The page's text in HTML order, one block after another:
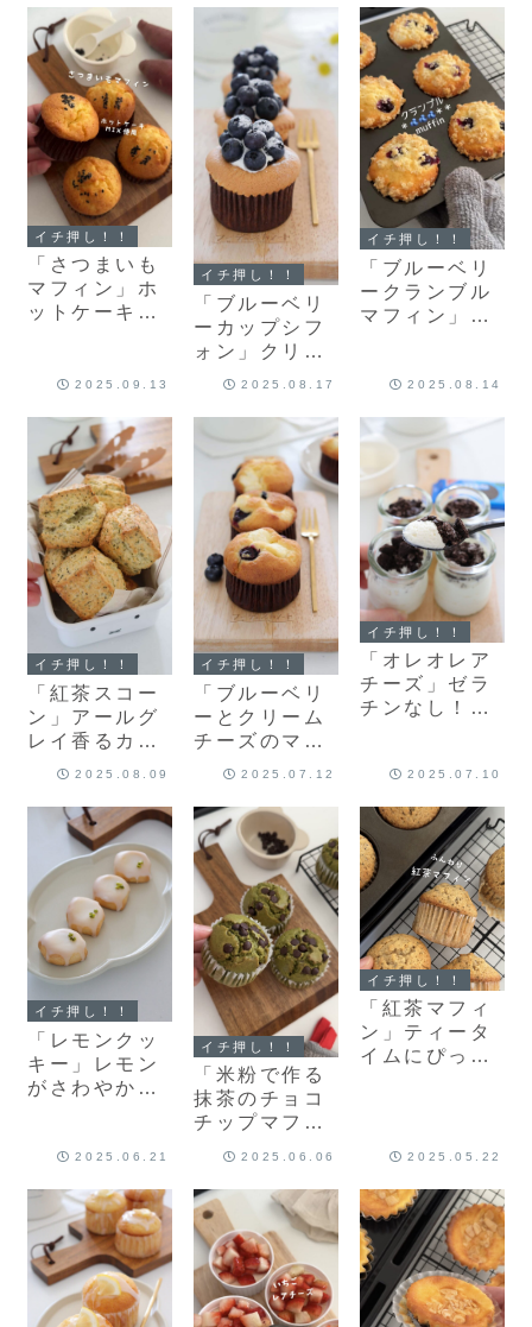
ドファッショ
ンのレシピだ
よ！
♡カップシフ
ォンのレシピ
だよ！
イチ押し！！
「さつまいも
マフィン」ホ
ットケーキミ
しいさつまい
♡簡単マフィ
ンレシピだ
よ！
2025.09.13
イチ押し！！
「ブルーベリ
ーカップシフ
ォン」クリー
ムたっぷりと
カップシフォ
ン♡ふわっふ
わカップシフ
ォンのレシピ
だよ！
2025.08.17
イチ押し！！
「ブルーベリ
ークランブル
マフィン」ザ
食感がクセに
フィンレシピ
だよ！
2025.08.14
イチ押し！！
「紅茶スコー
ン」アールグ
レイ香るカリ
ッとふんわり
単スコーンレ
シピだよ！
2025.08.09
イチ押し！！
「ブルーベリ
ーとクリーム
チーズのマフ
ィン」ホット
スで作る♡簡
単マフィンレ
シピだよ！
2025.07.12
イチ押し！！
「オレオレア
チーズ」ゼラ
チンなし！ホ
クザクふわし
ゅわレアチー
ズのレシピだ
よ！
2025.07.10
イチ押し！！
「レモンクッ
キー」レモン
がさわやか🍋
クッキー♡簡
シピだよ！
2025.06.21
イチ押し！！
「米粉で作る
抹茶のチョコ
チップマフィ
最高によく合
う♡ふわっふ
わマフィンレ
シピだよ！
2025.06.06
イチ押し！！
「紅茶マフィ
ン」ティータ
イムにぴった
フィンレシピ
2025.05.22